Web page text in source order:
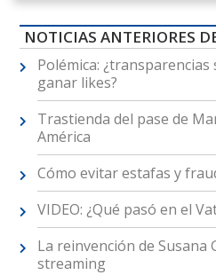
NOTICIAS ANTERIORES
Polémica:
ganar likes?
Trastienda del pase de
América
Cómo evitar estafas y
VIDEO: ¿Qué pasó en el
La reinvención de Susana
streaming